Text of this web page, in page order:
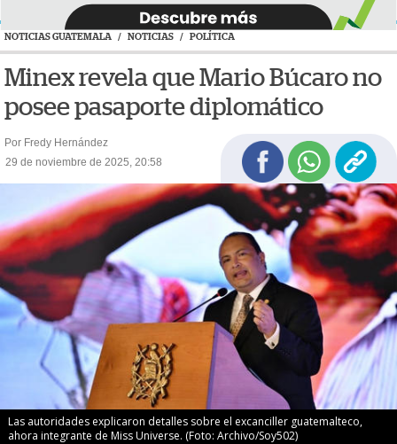
NOTICIAS GUATEMALA / NOTICIAS / POLÍTICA
Minex revela que Mario Búcaro no
posee pasaporte diplomático
Por Fredy Hernández
29 de noviembre de 2025, 20:58
Las autoridades explicaron detalles sobre el excanciller guatemalteco,
ahora integrante de Miss Universe. (Foto: Archivo/Soy502)